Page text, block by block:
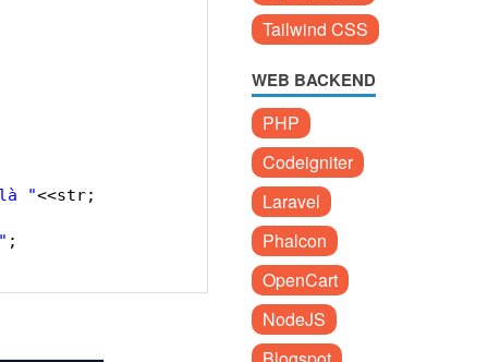
là "<<str;
;
Tailwind CSS
WEB BACKEND
PHP
Codeigniter
Laravel
Phalcon
OpenCart
NodeJS